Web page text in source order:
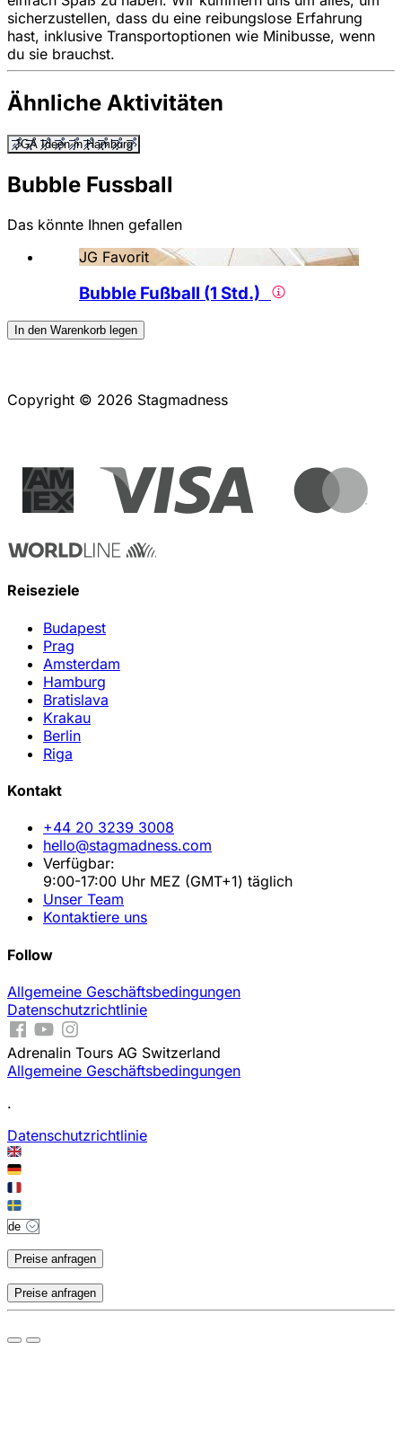
sicherzustellen, dass du eine reibungslose Erfahrung
hast, inklusive Transportoptionen wie Minibusse, wenn
du sie brauchst.
Ähnliche Aktivitäten
JGA Ideen in Hamburg
Bubble Fussball
Das könnte Ihnen gefallen
JG Favorit
Bubble Fußball (1 Std.)
In den Warenkorb legen
Copyright © 2026 Stagmadness
Reiseziele
Budapest
Prag
Amsterdam
Hamburg
Bratislava
Krakau
Berlin
Riga
Kontakt
+44 20 3239 3008
hello@stagmadness.com
Verfügbar:
9:00-17:00 Uhr MEZ (GMT+1) täglich
Unser Team
Kontaktiere uns
Follow
Allgemeine Geschäftsbedingungen
Datenschutzrichtlinie
Adrenalin Tours AG Switzerland
Allgemeine Geschäftsbedingungen
.
Datenschutzrichtlinie
Preise anfragen
Preise anfragen